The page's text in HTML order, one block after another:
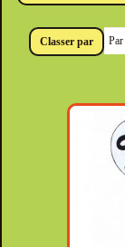
Classer par